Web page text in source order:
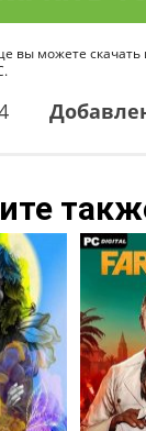
вы можете скачать